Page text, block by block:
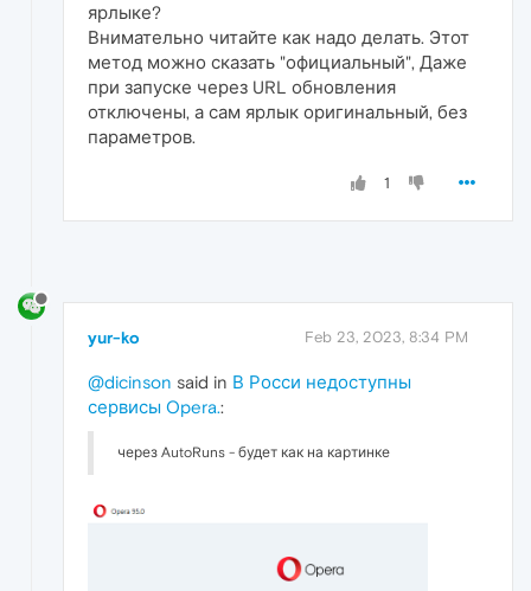
ярлыке?
Внимательно читайте как надо делать. Этот
метод можно сказать "официальный", Даже
при запуске через URL обновления
отключены, а сам ярлык оригинальный, без
параметров.
1
yur-ko Feb 23, 2023, 8:34 PM
@dicinson said in В Росси недоступны
сервисы Opera.:
через AutoRuns - будет как на картинке